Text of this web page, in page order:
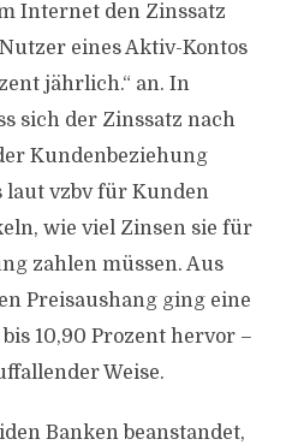
Internet den Zinssatz
eines Aktiv-Kontos
jährlich.“ an. In
sich der Zinssatz nach
Kundenbeziehung
laut vzbv für Kunden
wie viel Zinsen sie für
zahlen müssen. Aus
Preisaushang ging eine
10,90 Prozent hervor –
Weise.
Banken beanstandet,